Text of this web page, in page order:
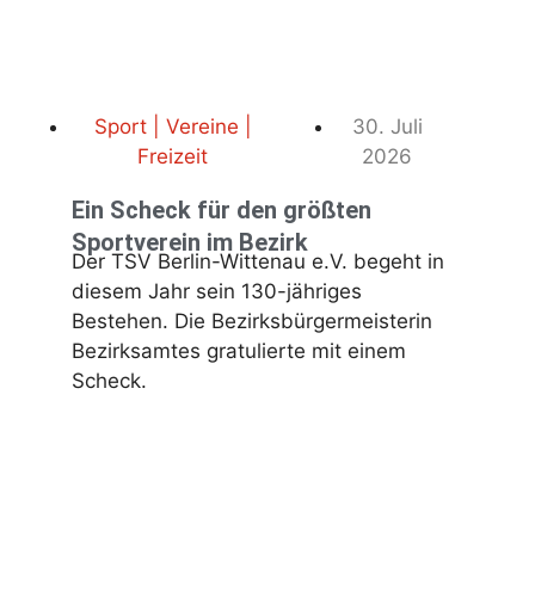
30. Juli
2026
Sport | Vereine |
Freizeit
Ein Scheck für den größten
Sportverein im Bezirk
Der TSV Berlin-Wittenau e.V. begeht in
diesem Jahr sein 130-jähriges
Bestehen. Die Bezirksbürgermeisterin
Bezirksamtes gratulierte mit einem
Scheck.